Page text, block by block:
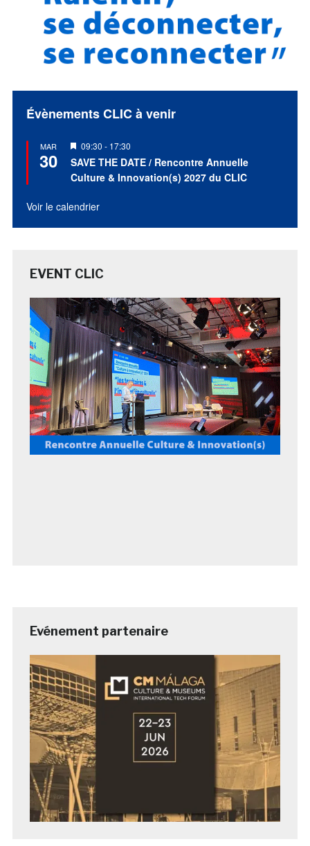
Évènements CLIC à venir
MAR
30
Mis
en
avant
09:30 - 17:30
SAVE THE DATE / Rencontre Annuelle
Culture & Innovation(s) 2027 du CLIC
Voir le calendrier
EVENT CLIC
Evénement partenaire